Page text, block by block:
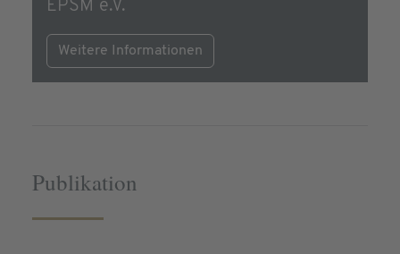
EPSM e.V.
Weitere Informationen
Publikation